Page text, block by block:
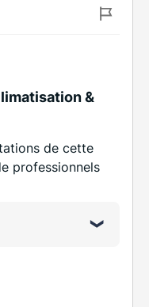
&
de cette
professionnels